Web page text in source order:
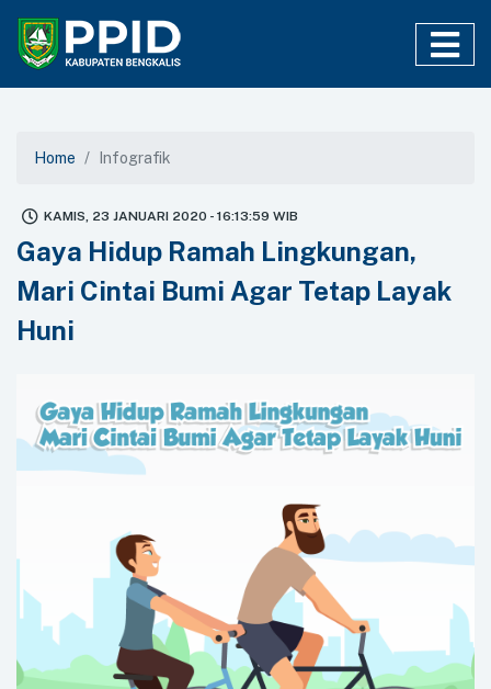
Home Infografik
KAMIS, 23 JANUARI 2020 - 16:13:59 WIB
Gaya Hidup Ramah Lingkungan,
Mari Cintai Bumi Agar Tetap Layak
Huni